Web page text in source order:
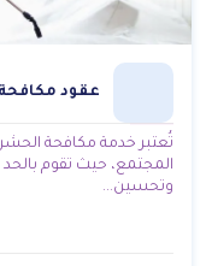
عقود مكافحة
تُعتبر خدمة مكافحة
المجتمع، حيث تقوم
وتحسين...